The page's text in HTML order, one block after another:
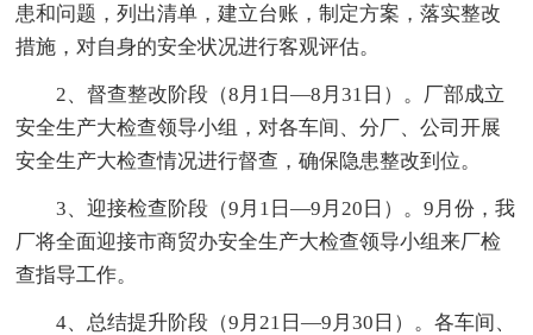
患和问题，列出清单，建立台账，制定方案，落实整改
措施，对自身的安全状况进行客观评估。
2、督查整改阶段（8月1日—8月31日）。厂部成立
安全生产大检查领导小组，对各车间、分厂、公司开展
安全生产大检查情况进行督查，确保隐患整改到位。
3、迎接检查阶段（9月1日—9月20日）。9月份，我
厂将全面迎接市商贸办安全生产大检查领导小组来厂检
查指导工作。
4、总结提升阶段（9月21日—9月30日）。各车间、